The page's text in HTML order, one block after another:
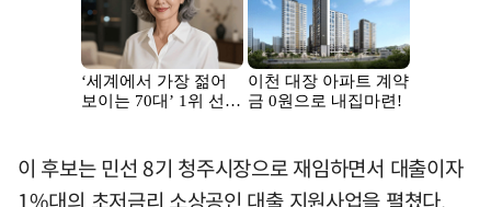
이 후보는 민선 8기 청주시장으로 재임하면서 대출이자
1%대의 초저금리 소상공인 대출 지원사업을 펼쳤다.